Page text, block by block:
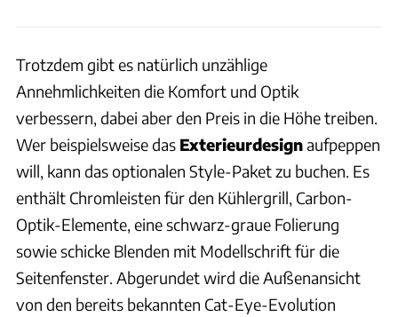
Trotzdem gibt es natürlich unzählige
Annehmlichkeiten die Komfort und Optik
verbessern, dabei aber den Preis in die Höhe treiben.
Wer beispielsweise das Exterieurdesignaufpeppen
will, kann das optionalen Style-Paket zu buchen. Es
enthält Chromleisten für den Kühlergrill, Carbon-
Optik-Elemente, eine schwarz-graue Folierung
sowie schicke Blenden mit Modellschrift für die
Seitenfenster. Abgerundet wird die Außenansicht
von den bereits bekannten Cat-Eye-Evolution